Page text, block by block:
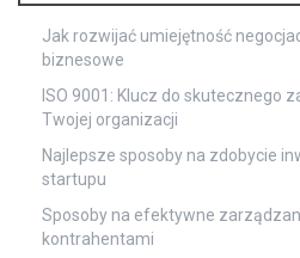
Jak rozwijać umiejętność
biznesowe
ISO 9001: Klucz do skutecznego
Twojej organizacji
Najlepsze sposoby na zdobycie
startupu
Sposoby na efektywne
kontrahentami